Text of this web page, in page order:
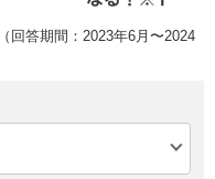
回答期間：2023年6月〜2024